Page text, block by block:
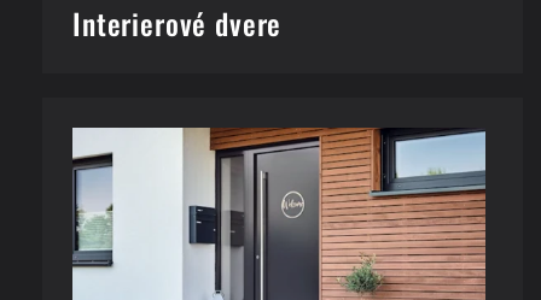
Interierové dvere